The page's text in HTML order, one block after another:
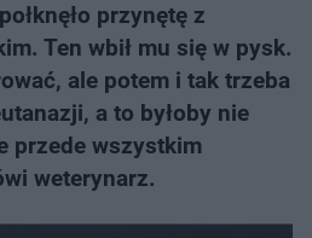
przynętę z
Ten wbił mu się w pysk.
ale potem i tak trzeba
a to byłoby nie
przede wszystkim
weterynarz.